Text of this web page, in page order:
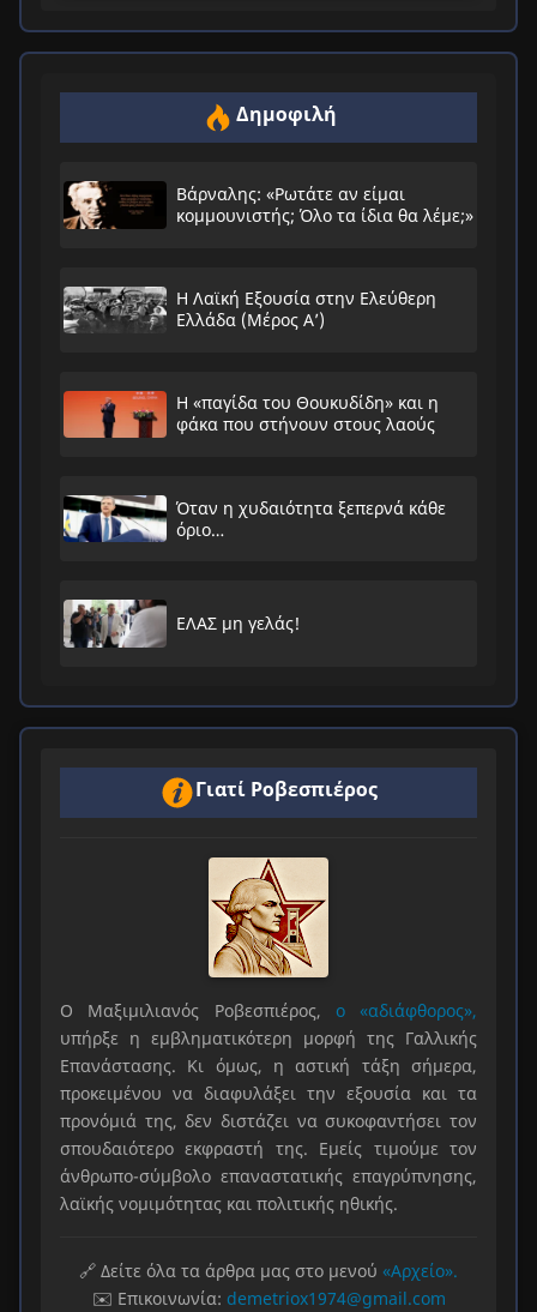
Δημοφιλή
Βάρναλης: «Ρωτάτε αν είμαι
κομμουνιστής; Όλο τα ίδια θα λέμε;»
Η Λαϊκή Εξουσία στην Ελεύθερη
Ελλάδα (Μέρος Α’)
Η «παγίδα του Θουκυδίδη» και η
φάκα που στήνουν στους λαούς
Όταν η χυδαιότητα ξεπερνά κάθε
όριο…
ΕΛΑΣ μη γελάς!
Γιατί Ροβεσπιέρος
Ο Μαξιμιλιανός Ροβεσπιέρος, ο «αδιάφθορος»,
υπήρξε η εμβληματικότερη μορφή της Γαλλικής
Επανάστασης. Κι όμως, η αστική τάξη σήμερα,
προκειμένου να διαφυλάξει την εξουσία και τα
προνόμιά της, δεν διστάζει να συκοφαντήσει τον
σπουδαιότερο εκφραστή της. Εμείς τιμούμε τον
άνθρωπο-σύμβολο επαναστατικής επαγρύπνησης,
λαϊκής νομιμότητας και πολιτικής ηθικής.
🔗 Δείτε όλα τα άρθρα μας στο μενού «Αρχείο».
✉️ Επικοινωνία: demetriox1974@gmail.com